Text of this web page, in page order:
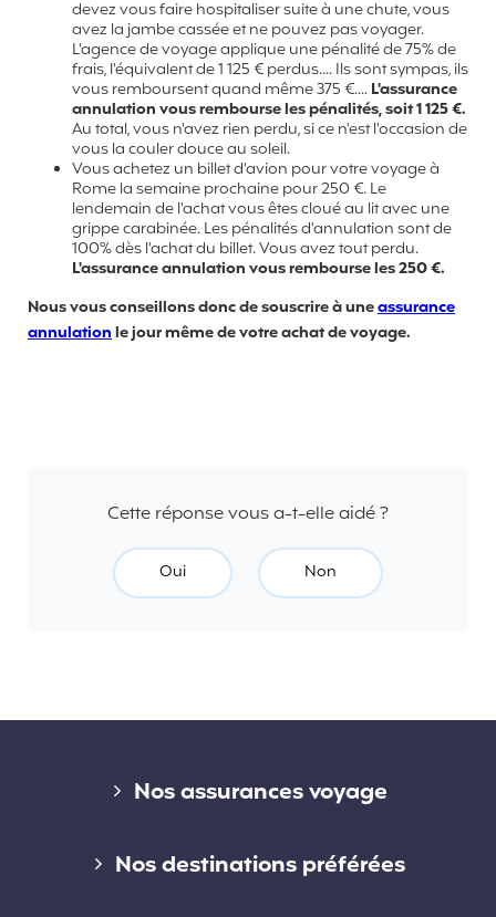
devez vous faire hospitaliser suite à une chute, vous
avez la jambe cassée et ne pouvez pas voyager.
L'agence de voyage applique une pénalité de 75% de
frais, l'équivalent de 1 125 € perdus.... Ils sont sympas, ils
vous remboursent quand même 375 €....L'assurance
annulation vous rembourse les pénalités, soit 1 125 €.
Au total, vous n'avez rien perdu, si ce n'est l'occasion de
vous la couler douce au soleil.
Vous achetez un billet d'avion pour votre voyage à
Rome la semaine prochaine pour 250 €. Le
lendemain de l'achat vous êtes cloué au lit avec une
grippe carabinée. Les pénalités d'annulation sont de
100% dès l'achat du billet. Vous avez tout perdu.
L'assurance annulation vous rembourse les 250 €.
Nous vous conseillons donc de souscrire à uneassurance
annulationle jour même de votre achat de voyage.
Cette réponse vous a-t-elle aidé ?
Oui Non
Nos assurances voyage
Assurance voyage courte durée
Nos destinations préférées